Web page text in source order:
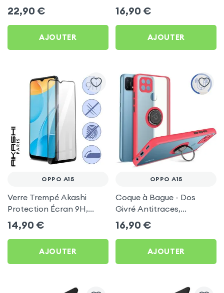
A15
22,90 €
AJOUTER
4230mAh pour Oppo A15
16,90 €
AJOUTER
OPPO A15
Verre Trempé Akashi
Protection Écran 9H,
Antichoc Bords Biseautés
2.5D - Contour Noir pour
Oppo A15
14,90 €
AJOUTER
OPPO A15
Coque à Bague - Dos
Givré Antitraces,
Compatible support
magnétique - Rouge pour
Oppo A15
16,90 €
AJOUTER